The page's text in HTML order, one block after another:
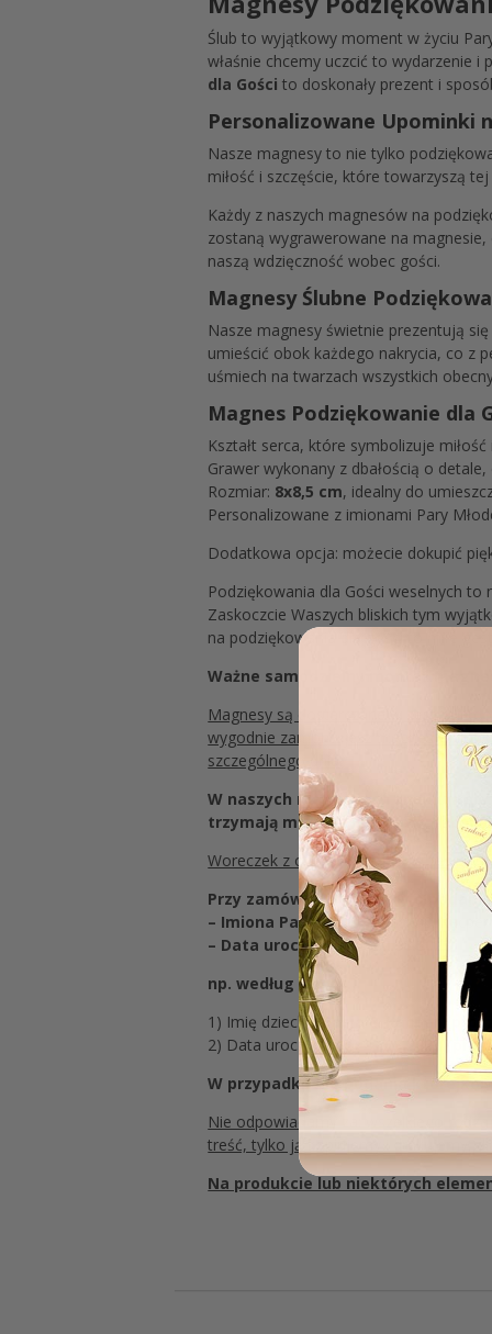
Ślub to wyjątkowy moment w życiu
właśnie chcemy uczcić to wydarzenie
dla Gościto doskonały prezent i
Personalizowane Upominki
Nasze magnesy to nie tylko
miłość i szczęście, które towarzyszą
Każdy z naszych magnesów na
zostaną wygrawerowane na
naszą wdzięczność wobec gości.
Magnesy Ślubne
Nasze magnesy świetnie prezentują
umieścić obok każdego nakrycia, co z
uśmiech na twarzach wszystkich
Magnes Podziękowanie dla
Kształt serca, które symbolizuje
Grawer wykonany z dbałością o
Rozmiar: 8x8,5 cm, idealny do
Personalizowane z imionami Pary
Dodatkowa opcja: możecie dokupić
Podziękowania dla Gości weselnych
Zaskoczcie Waszych bliskich tym
na podziękowania dla gości to miłe
Ważne samodzielny montaż
Magnesy są dostarczane w zestawie
wygodnie zamontujesz magnes w
szczególnego dnia.
W naszych magnesach znajdują
trzymają magnes na lodówce,
Woreczek z organzy nie jest w
Przy zamówieniu prosimy o
– Imiona Pary Młodej:Kasia & Kacper
– Data uroczystości: 20.08.2023
np. według wzoru:
1) Imię dziecka:Kasia & Kacper
2) Data uroczystości:
W przypadku nie podania
Nie odpowiadamy za: wszelkiego
treść, tylko ją kopiujemy i drukujemy,
Na produkcie lub niektórych